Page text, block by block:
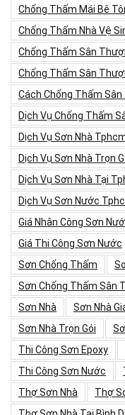
Chống Thấm Mái Bê
Chống Thấm Nhà Vệ
Chống Thấm Sân
Chống Thấm Sân
Cách Chống Thấm
Dịch Vụ Chống Thấm
Dịch Vụ Sơn Nhà
Dịch Vụ Sơn Nhà Trọn
Dịch Vụ Sơn Nhà Tại
Dịch Vụ Sơn Nước
Giá Nhân Công Sơn
Giá Thi Công Sơn Nước
Sơn Chống Thấm
Sơn Chống Thấm Sân
Sơn Nhà
Sơn Nhà
Sơn Nhà Trọn Gói
Thi Công Sơn Epoxy
Thi Công Sơn Nước
Thợ Sơn Nhà
Thợ